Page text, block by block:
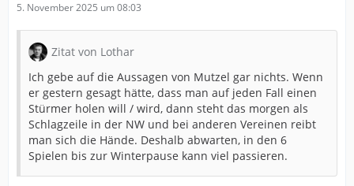
5. November 2025 um 08:03
Zitat von Lothar
Ich gebe auf die Aussagen von Mutzel gar nichts. Wenn
er gestern gesagt hätte, dass man auf jeden Fall einen
Stürmer holen will / wird, dann steht das morgen als
Schlagzeile in der NW und bei anderen Vereinen reibt
man sich die Hände. Deshalb abwarten, in den 6
Spielen bis zur Winterpause kann viel passieren.